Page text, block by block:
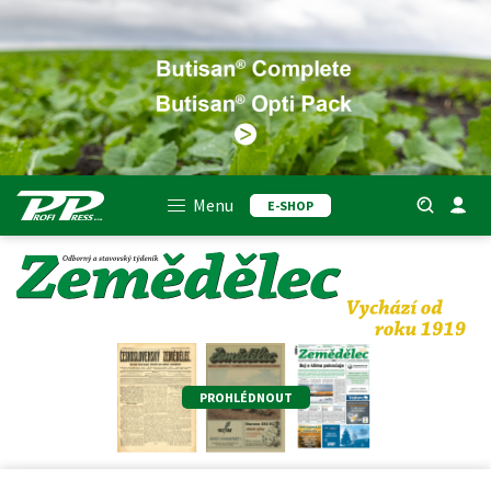
Menu E-SHOP
PROHLÉDNOUT